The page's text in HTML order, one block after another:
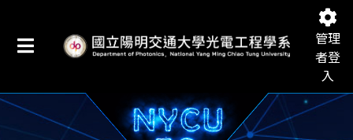
管理
者登
入
國立陽明交通大學光電工程學系